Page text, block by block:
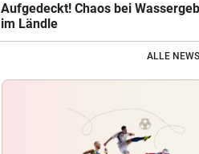
Aufgedeckt! Chaos bei
im Ländle
ALLE